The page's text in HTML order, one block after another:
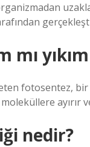
mı
fotosentez,
ayırır
nedir?